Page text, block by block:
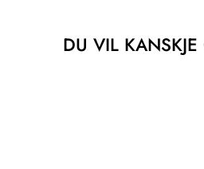
DU VIL